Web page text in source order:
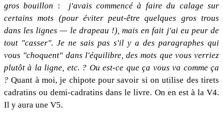
gros bouillon : j'avais commencé à faire du calage sur
certains mots (pour éviter peut-être quelques gros trous
dans les lignes — le drapeau !), mais en fait j'ai eu peur de
tout "casser". Je ne sais pas s'il y a des paragraphes qui
vous "choquent" dans l'équilibre, des mots que vous verriez
plutôt à la ligne, etc. ? Ou est-ce que ça vous va comme ça
? Quant à moi, je chipote pour savoir si on utilise des tirets
cadratins ou demi-cadratins dans le livre. On en est à la V4.
Il y aura une V5.